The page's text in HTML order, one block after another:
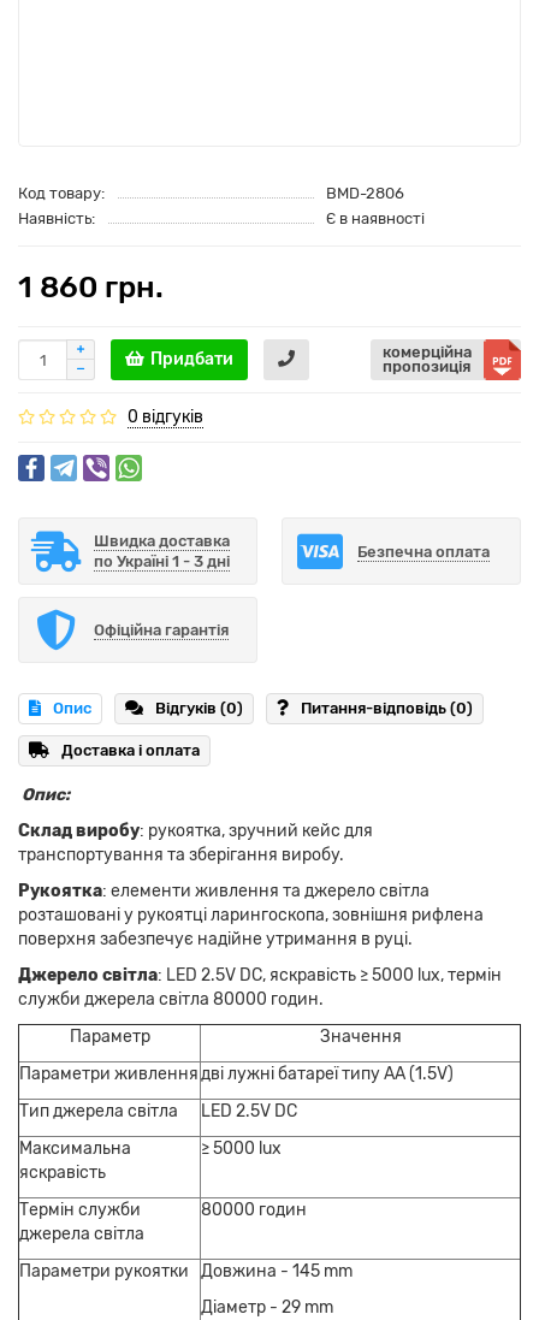
Код товару:
BMD-2806
Наявність:
Є в наявності
1 860 грн.
Придбати
комерційна
пропозиція
0 відгуків
Швидка доставка
по Україні 1 - 3 дні
Безпечна оплата
Офіційна гарантія
Опис Відгуків (0) Питання-відповідь (0)
Доставка і оплата
Опис:
Склад виробу: рукоятка, зручний кейс для
транспортування та зберігання виробу.
Рукоятка: елементи живлення та джерело світла
розташовані у рукоятці ларингоскопа, зовнішня рифлена
поверхня забезпечує надійне утримання в руці.
Джерело світла: LED 2.5V DC, яскравість ≥ 5000 lux, термін
служби джерела світла 80000 годин.
Параметр
Значення
Параметри живленнядві лужні батареї типу AA (1.5V)
Тип джерела світла
LED 2.5V DC
Максимальна
яскравість
≥ 5000 lux
Термін служби
джерела світла
80000 годин
Параметри рукоятки
Довжина - 145 mm
Діаметр - 29 mm